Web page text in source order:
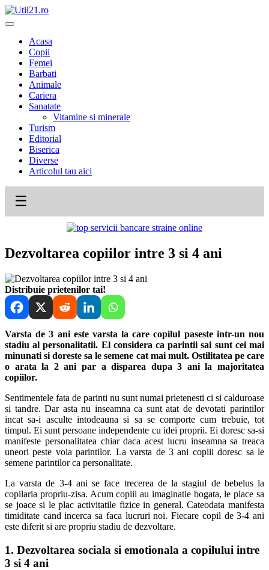
Skip
to
Acasa
Copii
Femei
Barbati
Animale
Cariera
Sanatate
Vitamine si minerale
Turism
Editorial
Biserica
Diverse
Articolul tau aici
☰
Dezvoltarea copiilor intre 3 si 4 ani
Distribuie prietenilor tai!
Varsta de 3 ani este varsta la care copilul paseste intr-un nou
stadiu al personalitatii. El considera ca parintii sai sunt cei mai
minunati si doreste sa le semene cat mai mult. Ostilitatea pe care
o arata la 2 ani par a disparea dupa 3 ani la majoritatea
copiilor.
Sentimentele fata de parinti nu sunt numai prietenesti ci si calduroase
si tandre. Dar asta nu inseamna ca sunt atat de devotati parintilor
incat sa-i asculte intodeauna si sa se comporte cum trebuie, tot
timpul. Ei sunt persoane independente cu idei proprii. Ei doresc sa-si
manifeste personalitatea chiar daca acest lucru inseamna sa treaca
uneori peste voia parintilor. La varsta de 3 ani copiii doresc sa le
semene parintilor ca personalitate.
La varsta de 3-4 ani se face trecerea de la stagiul de bebelus la
copilaria propriu-zisa. Acum copiii au imaginatie bogata, le place sa
se joace si le plac activitatile fizice in general. Cateodata manifesta
timiditate cand incerca sa faca lucruri noi. Fiecare copil de 3-4 ani
este diferit si are propriu stadiu de dezvoltare.
1. Dezvoltarea sociala si emotionala a copilului intre
3 si 4 ani